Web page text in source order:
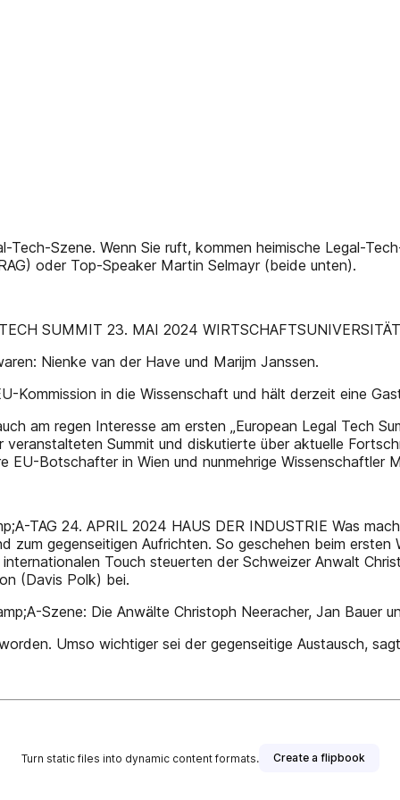
Szene. Wenn Sie ruft, kommen heimische Legal-
oder Top-Speaker Martin Selmayr (beide unten).
SUMMIT 23. MAI 2024
Nienke van der Have und Marijm Janssen.
Kommission in die Wissenschaft und hält derzeit eine
am regen Interesse am ersten „Euro­pean Legal Tech
Summit und diskutierte über aktuelle
EU-Botschafter in Wien und nunmehrige Wissenschaftler
TAG 24. APRIL 2024 HAUS DER INDUSTRIE Was
zum gegenseitigen Aufrichten. So geschehen beim
Touch steuerten der Schweizer Anwalt
(Davis Polk) bei.
Szene: Die Anwälte Christoph Neeracher, Jan Bauer
Umso wichtiger sei der gegenseitige Austausch,
Turn static files into dynamic content formats. Create a flipbook